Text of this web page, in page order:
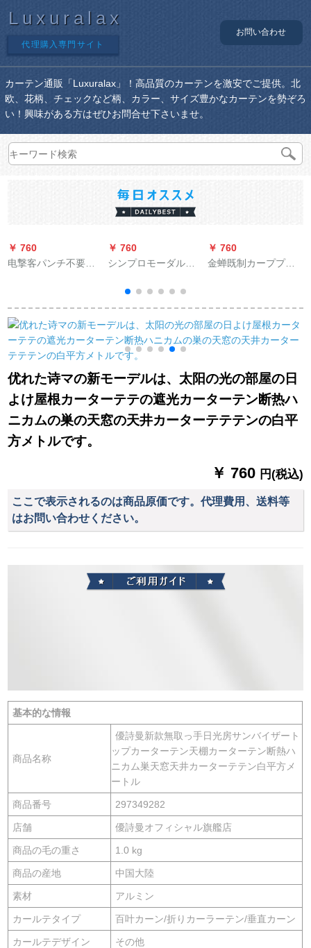
Luxuralax
代理購入専門サイト
お問い合わせ
カーテン通販「Luxuralax」！高品質のカーテンを激安でご提供。北
欧、花柄、チェックなど柄、カラー、サイズ豊かなカーテンを勢ぞろ
い！興味がある方はぜひお問合せ下さいませ。
￥ 760
电撃客パンチ不要の
阶プロモーション完
全遮光B 304
￥ 760
シンプロモーダル遮
の斜纹麻料ビディオ
寝室既制カーンシス
テムシステム遮光オ
ームシステムシステ
ムシステムシステム
システムシステムシ
ステムシステムシス
テムシステムシステ
ムシステムシステム
システムシステムシ
ステムシステムシス
テムX-02タバコ灰色
￥ 760
金蝉既制カーププロ
天青-打孔1メトル用
料格(无料加工)は何メ
トル必要ですか？
优れた诗マの新モーデルは、太阳の光の部屋の日
よけ屋根カーターテテの遮光カーターテン断热ハ
ニカムの巣の天窓の天井カーターテテテンの白平
方メトルです。
￥ 760 円(税込)
ここで表示されるのは商品原価です。代理費用、送料等
はお問い合わせください。
基本的な情報
商品名称
優詩曼新款無取っ手日光房サンバイザート
ップカーターテン天棚カーターテン断熱ハ
ニカム巣天窓天井カーターテテン白平方メ
ートル
商品番号 297349282
店舗 優詩曼オフィシャル旗艦店
商品の毛の重さ 1.0 kg
商品の産地 中国大陸
素材 アルミン
カールテタイプ 百叶カーン/折りカーラーテン/垂直カーン
カールテデザイン その他